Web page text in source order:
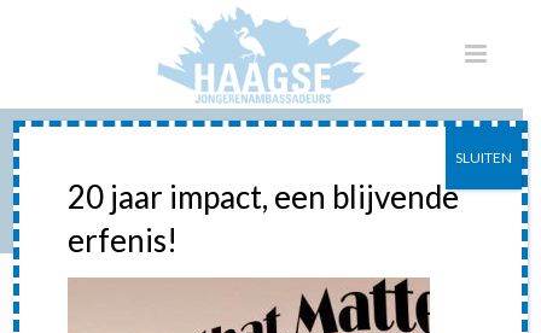
FILMSTEIFEN
HOME» MOVIES THAT MATTER
Filmsteifen
20 jaar impact, een blijvende
erfenis!
SLUITEN